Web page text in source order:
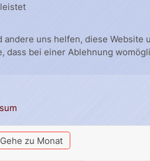
Gehe zu Monat
uns helfen, diese
bei einer Ablehnung